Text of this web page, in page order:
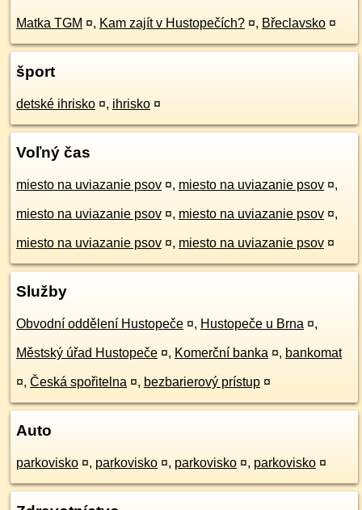
Matka TGM ¤, Kam zajít v Hustopečích? ¤, Břeclavsko ¤
šport
detské ihrisko ¤, ihrisko ¤
Voľný čas
miesto na uviazanie psov ¤, miesto na uviazanie psov ¤,
miesto na uviazanie psov ¤, miesto na uviazanie psov ¤,
miesto na uviazanie psov ¤, miesto na uviazanie psov ¤
Služby
Obvodní oddělení Hustopeče ¤, Hustopeče u Brna ¤,
Městský úřad Hustopeče ¤, Komerční banka ¤, bankomat
¤, Česká spořitelna ¤, bezbarierový prístup ¤
Auto
parkovisko ¤, parkovisko ¤, parkovisko ¤, parkovisko ¤